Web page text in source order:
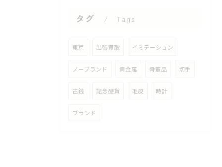
タグ Tags
東京 出張買取 イミテーション
ノーブランド 貴金属 骨董品 切手
古銭 記念硬貨 毛皮 時計
ブランド